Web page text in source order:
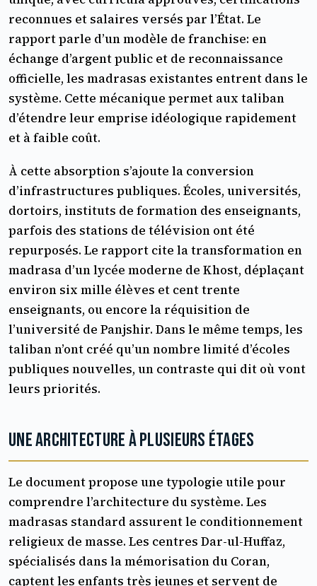
reconnues et salaires versés par l’État. Le
rapport parle d’un modèle de franchise: en
échange d’argent public et de reconnaissance
officielle, les madrasas existantes entrent dans le
système. Cette mécanique permet aux taliban
d’étendre leur emprise idéologique rapidement
et à faible coût.
À cette absorption s’ajoute la conversion
d’infrastructures publiques. Écoles, universités,
dortoirs, instituts de formation des enseignants,
parfois des stations de télévision ont été
repurposés. Le rapport cite la transformation en
madrasa d’un lycée moderne de Khost, déplaçant
environ six mille élèves et cent trente
enseignants, ou encore la réquisition de
l’université de Panjshir. Dans le même temps, les
taliban n’ont créé qu’un nombre limité d’écoles
publiques nouvelles, un contraste qui dit où vont
leurs priorités.
Une architecture à plusieurs étages
Le document propose une typologie utile pour
comprendre l’architecture du système. Les
madrasas standard assurent le conditionnement
religieux de masse. Les centres Dar-ul-Huffaz,
spécialisés dans la mémorisation du Coran,
captent les enfants très jeunes et servent de